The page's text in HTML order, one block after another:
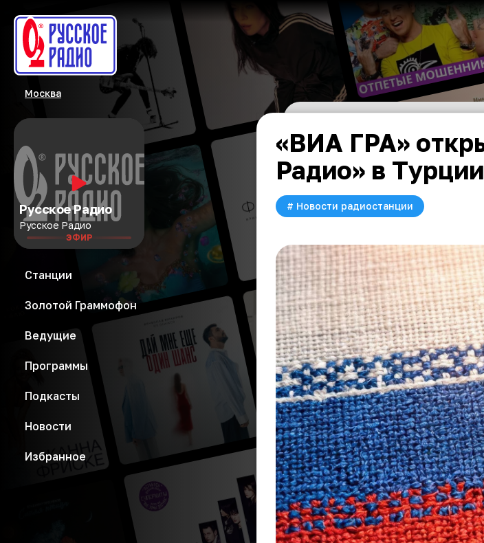
Москва
Русское Радио
Русское Радио
ЭФИР
Станции
Золотой Граммофон
Ведущие
Программы
Подкасты
Новости
Избранное
«ВИА ГРА»
Радио» в Турции
# Новости радиостанции